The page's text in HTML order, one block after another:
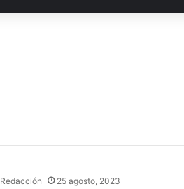
Redacción 25 agosto, 2023